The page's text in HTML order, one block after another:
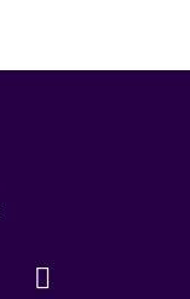
